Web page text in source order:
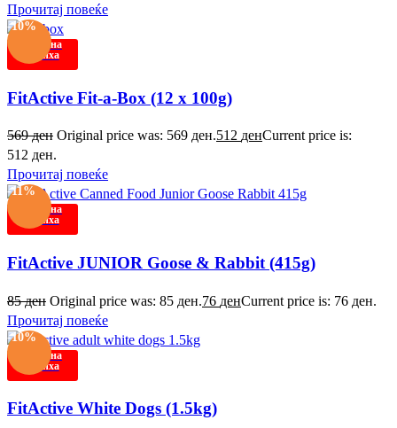
Прочитај повеќе
Нема на
залиха
-10%
FitActive Fit-a-Box (12 x 100g)
569ден Original price was: 569 ден.512 денCurrent price is:
512 ден.
Прочитај повеќе
Нема на
залиха
-11%
FitActive JUNIOR Goose & Rabbit (415g)
85ден Original price was: 85 ден.76 денCurrent price is: 76 ден.
Прочитај повеќе
Нема на
залиха
-10%
FitActive White Dogs (1.5kg)